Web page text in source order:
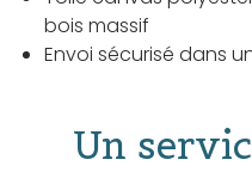
bois massif
Envoi sécurisé dans
Un